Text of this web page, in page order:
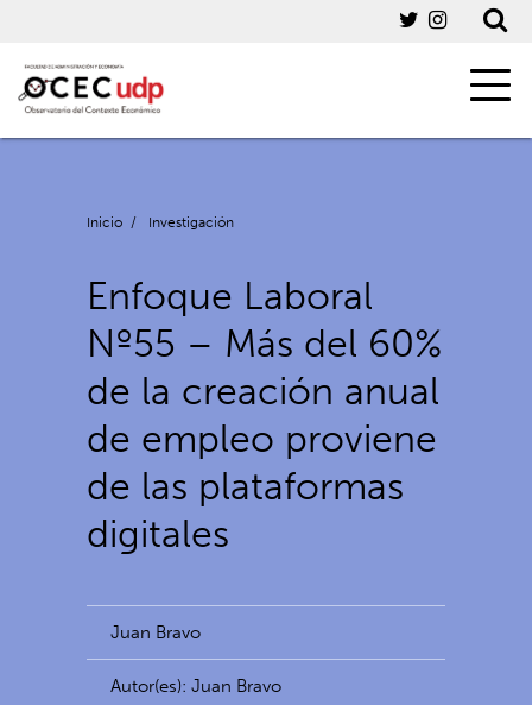
Inicio / Investigación
Enfoque Laboral
Nº55 – Más del 60%
de la creación anual
de empleo proviene
de las plataformas
digitales
Juan Bravo
Autor(es): Juan Bravo